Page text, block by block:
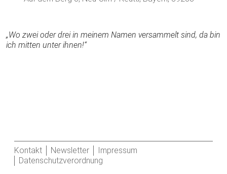
„Wo zwei oder drei in meinem Namen versammelt sind, da bin
ich mitten unter ihnen!“
Kontakt Newsletter
Impressum
Datenschutzverordnung